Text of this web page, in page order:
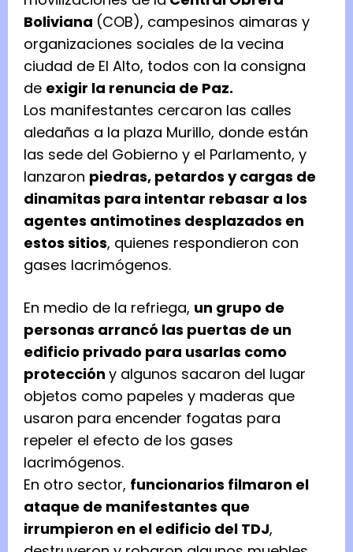
Boliviana (COB), campesinos aimaras y
organizaciones sociales de la vecina
ciudad de El Alto, todos con la consigna
de exigir la renuncia de Paz.
Los manifestantes cercaron las calles
aledañas a la plaza Murillo, donde están
las sede del Gobierno y el Parlamento, y
lanzaron piedras, petardos y cargas de
dinamitas para intentar rebasar a los
agentes antimotines desplazados en
estos sitios, quienes respondieron con
gases lacrimógenos.
En medio de la refriega, un grupo de
personas arrancó las puertas de un
edificio privado para usarlas como
protección y algunos sacaron del lugar
objetos como papeles y maderas que
usaron para encender fogatas para
repeler el efecto de los gases
lacrimógenos.
En otro sector, funcionarios filmaron el
ataque de manifestantes que
irrumpieron en el edificio del TDJ,